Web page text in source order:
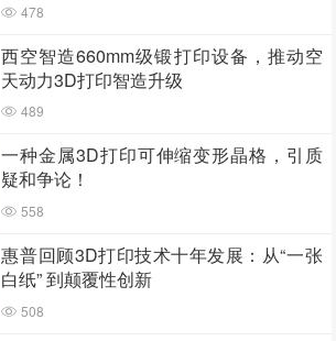
478
西空智造660mm级锻打印设备，推动空
天动力3D打印智造升级
489
一种金属3D打印可伸缩变形晶格，引质
疑和争论！
558
惠普回顾3D打印技术十年发展：从“一张
白纸” 到颠覆性创新
508